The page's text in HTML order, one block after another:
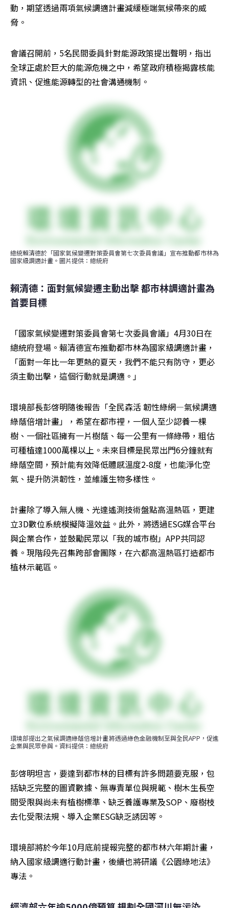
動，期望透過兩項氣候調適計畫減緩極端氣候帶來的威
脅。
會議召開前，5名民間委員針對能源政策提出聲明，指出
全球正處於巨大的能源危機之中，希望政府積極揭露核能
資訊、促進能源轉型的社會溝通機制。
總統賴清德於「國家氣候變遷對策委員會第七次委員會議」宣布推動都市林為
國家級調適計畫。圖片提供：總統府
賴清德：面對氣候變遷主動出擊 都市林調適計畫為
首要目標
「國家氣候變遷對策委員會第七次委員會議」4月30日在
總統府登場。賴清德宣布推動都市林為國家級調適計畫，
「面對一年比一年更熱的夏天，我們不能只有防守，更必
須主動出擊，這個行動就是調適。」
環境部長彭啓明隨後報告「全民森活 韌性綠網—氣候調適
綠蔭倍增計畫」，希望在都市裡，一個人至少認養一棵
樹、一個社區擁有一片樹蔭、每一公里有一條綠帶，粗估
可種植達1000萬棵以上。未來目標是民眾出門6分鐘就有
綠蔭空間，預計能有效降低體感溫度2-8度，也能淨化空
氣、提升防洪韌性，並維護生物多樣性。
計畫除了導入無人機、光達遙測技術盤點高溫熱區，更建
立3D數位系統模擬降溫效益。此外，將透過ESG媒合平台
與企業合作，並鼓勵民眾以「我的城市樹」APP共同認
養。現階段先召集跨部會團隊，在六都高溫熱區打造都市
植林示範區。
環境部提出之氣候調適綠蔭倍增計畫將透過綠色金融機制至與全民APP，促進
企業與民眾參與。資料提供：總統府
彭啓明坦言，要達到都市林的目標有許多問題要克服，包
括缺乏完整的圖資數據、無專責單位與規範、樹木生長空
間受限與尚未有植樹標準、缺乏養護專業及SOP、廢樹枝
去化受限法規、導入企業ESG缺乏誘因等。
環境部將於今年10月底前提報完整的都市林六年期計畫，
納入國家級調適行動計畫，後續也將研議《公園綠地法》
專法。